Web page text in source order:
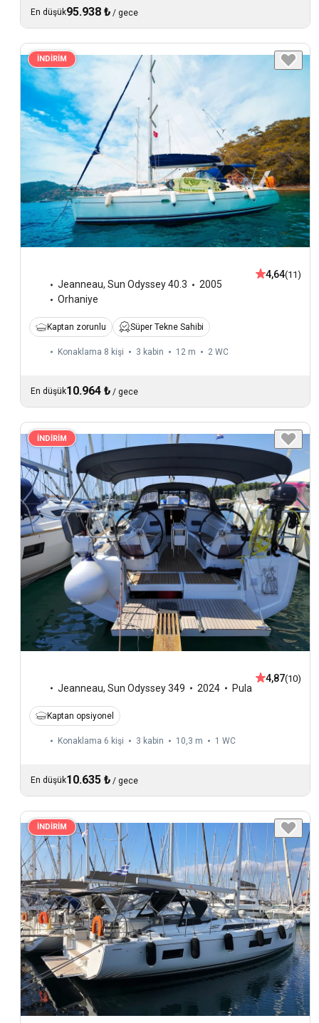
En düşük95.938 ₺ / gece
İNDİRİM
Jeanneau, Sun Odyssey 40.3
2005
Orhaniye
4,64(11)
Kaptan zorunlu Süper Tekne Sahibi
Konaklama 8 kişi 3 kabin 12 m 2 WC
En düşük10.964 ₺ / gece
İNDİRİM
Jeanneau, Sun Odyssey 349 2024 Pula
4,87(10)
Kaptan opsiyonel
Konaklama 6 kişi 3 kabin 10,3 m 1 WC
En düşük10.635 ₺ / gece
İNDİRİM